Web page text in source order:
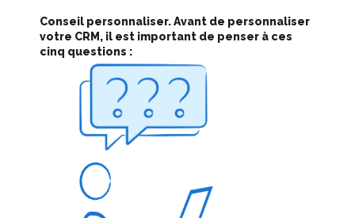
Conseil personnaliser. Avant de personnaliser
votre CRM, il est important de penser à ces
cinq questions :